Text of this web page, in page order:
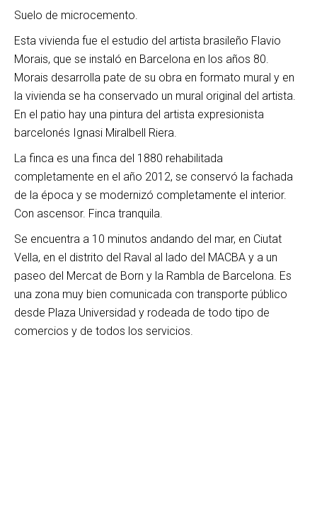
Suelo de microcemento.
Esta vivienda fue el estudio del artista brasileño Flavio
Morais, que se instaló en Barcelona en los años 80.
Morais desarrolla pate de su obra en formato mural y en
la vivienda se ha conservado un mural original del artista.
En el patio hay una pintura del artista expresionista
barcelonés Ignasi Miralbell Riera.
La finca es una finca del 1880 rehabilitada
completamente en el año 2012, se conservó la fachada
de la época y se modernizó completamente el interior.
Con ascensor. Finca tranquila.
Se encuentra a 10 minutos andando del mar, en Ciutat
Vella, en el distrito del Raval al lado del MACBA y a un
paseo del Mercat de Born y la Rambla de Barcelona. Es
una zona muy bien comunicada con transporte público
desde Plaza Universidad y rodeada de todo tipo de
comercios y de todos los servicios.